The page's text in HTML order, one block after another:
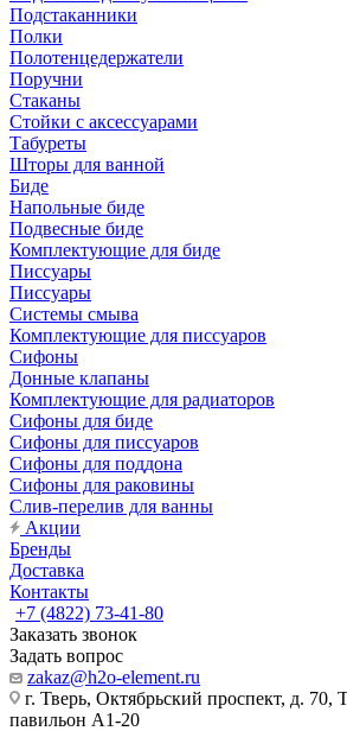
Подстаканники
Полки
Полотенцедержатели
Поручни
Стаканы
Стойки с аксессуарами
Табуреты
Шторы для ванной
Биде
Напольные биде
Подвесные биде
Комплектующие для биде
Писсуары
Писсуары
Системы смыва
Комплектующие для писсуаров
Сифоны
Донные клапаны
Комплектующие для радиаторов
Сифоны для биде
Сифоны для писсуаров
Сифоны для поддона
Сифоны для раковины
Слив-перелив для ванны
Акции
Бренды
Доставка
Контакты
+7 (4822) 73-41-80
Заказать звонок
Задать вопрос
zakaz@h2o-element.ru
г. Тверь, Октябрьский проспект, д.
павильон А1-20